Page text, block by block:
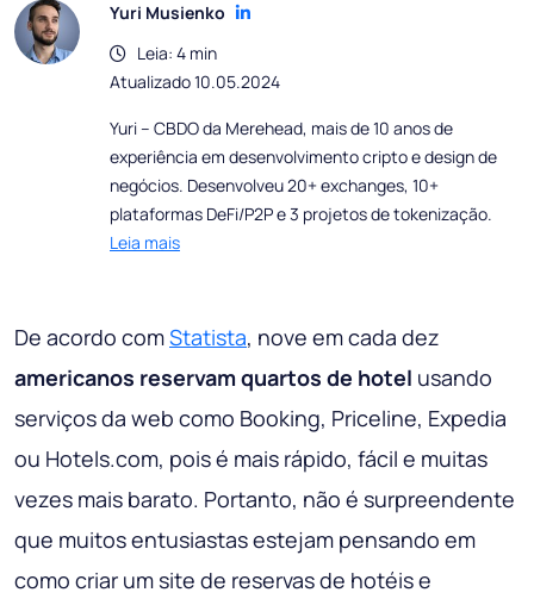
Yuri Musienko
Leia: 4 min
Atualizado 10.05.2024
Yuri – CBDO da Merehead, mais de 10 anos de
experiência em desenvolvimento cripto e design de
negócios. Desenvolveu 20+ exchanges, 10+
plataformas DeFi/P2P e 3 projetos de tokenização.
Leia mais
De acordo comStatista, nove em cada dez
americanos reservam quartos de hotel usando
serviços da web como Booking, Priceline, Expedia
ou Hotels.com, pois é mais rápido, fácil e muitas
vezes mais barato. Portanto, não é surpreendente
que muitos entusiastas estejam pensando em
como criar um site de reservas de hotéis e